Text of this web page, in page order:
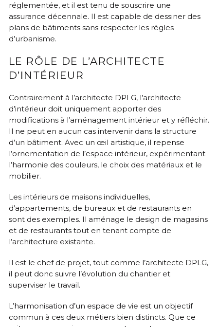
réglementée, et il est tenu de souscrire une
assurance décennale. Il est capable de dessiner des
plans de bâtiments sans respecter les règles
d’urbanisme.
LE RÔLE DE L’ARCHITECTE
D’INTÉRIEUR
Contrairement à l’architecte DPLG, l’architecte
d’intérieur doit uniquement apporter des
modifications à l’aménagement intérieur et y réfléchir.
Il ne peut en aucun cas intervenir dans la structure
d’un bâtiment. Avec un œil artistique, il repense
l’ornementation de l’espace intérieur, expérimentant
l’harmonie des couleurs, le choix des matériaux et le
mobilier.
Les intérieurs de maisons individuelles,
d’appartements, de bureaux et de restaurants en
sont des exemples. Il aménage le design de magasins
et de restaurants tout en tenant compte de
l’architecture existante.
Il est le chef de projet, tout comme l’architecte DPLG,
il peut donc suivre l’évolution du chantier et
superviser le travail.
L’harmonisation d’un espace de vie est un objectif
commun à ces deux métiers bien distincts. Que ce